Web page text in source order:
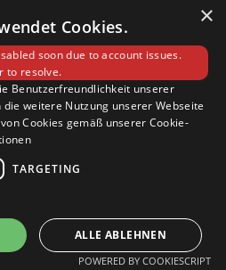
B2B-Messen keine
mehr — sie ist eine
Procurement-Abteilungen in
×
Cookies.
soon due to account issues.
to resolve.
Benutzerfreundlichkeit unserer
weitere Nutzung unserer Webseite
Cookies gemäß unserer Cookie-
TARGETING
ALLE ABLEHNEN
POWERED BY COOKIESCRIPT